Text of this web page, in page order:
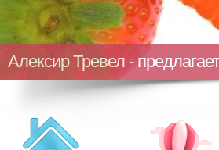
Алексир Тревел -